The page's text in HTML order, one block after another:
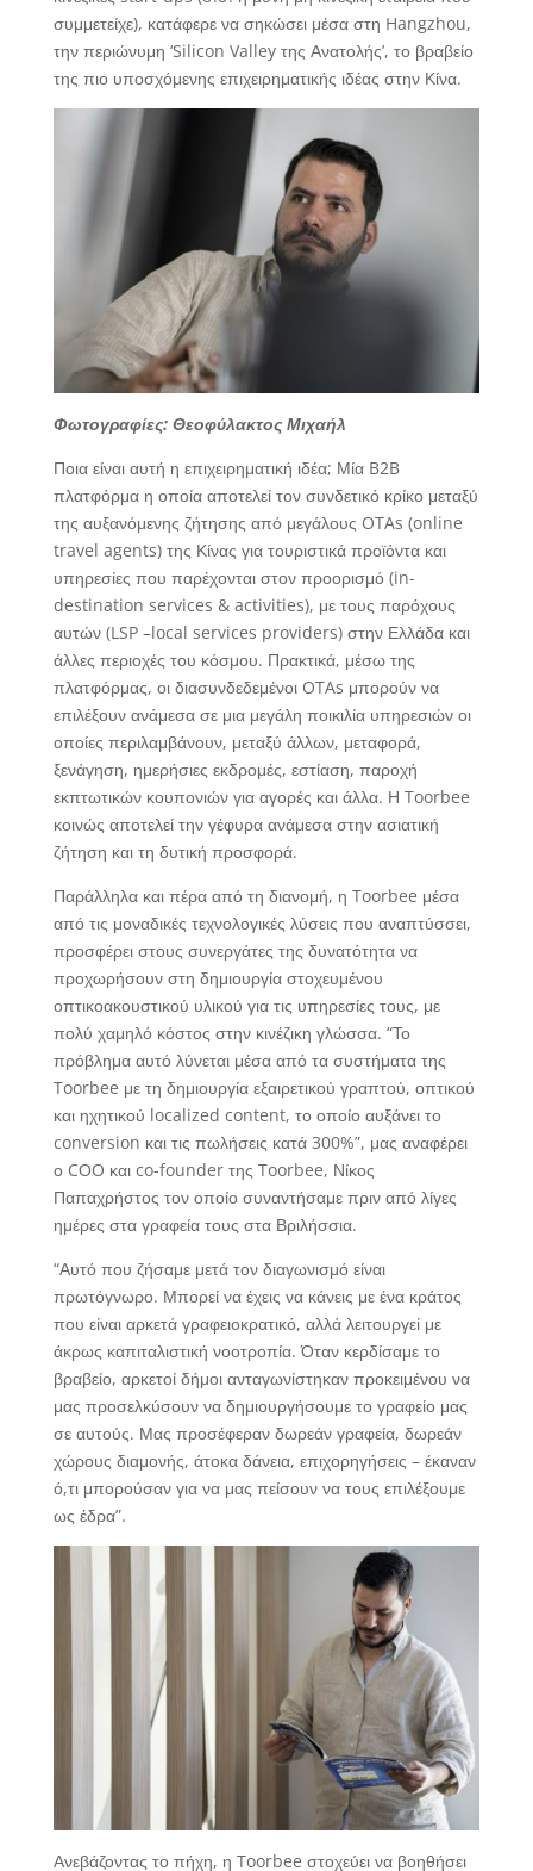
συμμετείχε), κατάφερε να σηκώσει μέσα στη Hangzhou,
την περιώνυμη ‘Silicon Valley της Ανατολής’, το βραβείο
της πιο υποσχόμενης επιχειρηματικής ιδέας στην Κίνα.
Φωτογραφίες: Θεοφύλακτος Μιχαήλ
Ποια είναι αυτή η επιχειρηματική ιδέα; Μία B2B
πλατφόρμα η οποία αποτελεί τον συνδετικό κρίκο μεταξύ
της αυξανόμενης ζήτησης από μεγάλους OTAs (online
travel agents) της Κίνας για τουριστικά προϊόντα και
υπηρεσίες που παρέχονται στον προορισμό (in-
destination services & activities), με τους παρόχους
αυτών (LSP –local services providers) στην Ελλάδα και
άλλες περιοχές του κόσμου. Πρακτικά, μέσω της
πλατφόρμας, οι διασυνδεδεμένοι OTAs μπορούν να
επιλέξουν ανάμεσα σε μια μεγάλη ποικιλία υπηρεσιών οι
οποίες περιλαμβάνουν, μεταξύ άλλων, μεταφορά,
ξενάγηση, ημερήσιες εκδρομές, εστίαση, παροχή
εκπτωτικών κουπονιών για αγορές και άλλα. Η Toorbee
κοινώς αποτελεί την γέφυρα ανάμεσα στην ασιατική
ζήτηση και τη δυτική προσφορά.
Παράλληλα και πέρα από τη διανομή, η Toorbee μέσα
από τις μοναδικές τεχνολογικές λύσεις που αναπτύσσει,
προσφέρει στους συνεργάτες της δυνατότητα να
προχωρήσουν στη δημιουργία στοχευμένου
οπτικοακουστικού υλικού για τις υπηρεσίες τους, με
πολύ χαμηλό κόστος στην κινέζικη γλώσσα. “Το
πρόβλημα αυτό λύνεται μέσα από τα συστήματα της
Toorbee με τη δημιουργία εξαιρετικού γραπτού, οπτικού
και ηχητικού localized content, το οποίο αυξάνει το
conversion και τις πωλήσεις κατά 300%”, μας αναφέρει
ο CΟO και co-founder της Toorbee, Νίκος
Παπαχρήστος τον οποίο συναντήσαμε πριν από λίγες
ημέρες στα γραφεία τους στα Βριλήσσια.
“Αυτό που ζήσαμε μετά τον διαγωνισμό είναι
πρωτόγνωρο. Μπορεί να έχεις να κάνεις με ένα κράτος
που είναι αρκετά γραφειοκρατικό, αλλά λειτουργεί με
άκρως καπιταλιστική νοοτροπία. Όταν κερδίσαμε το
βραβείο, αρκετοί δήμοι ανταγωνίστηκαν προκειμένου να
μας προσελκύσουν να δημιουργήσουμε το γραφείο μας
σε αυτούς. Μας προσέφεραν δωρεάν γραφεία, δωρεάν
χώρους διαμονής, άτοκα δάνεια, επιχορηγήσεις – έκαναν
ό,τι μπορούσαν για να μας πείσουν να τους επιλέξουμε
ως έδρα”.
Ανεβάζοντας το πήχη, η Toorbee στοχεύει να βοηθήσει